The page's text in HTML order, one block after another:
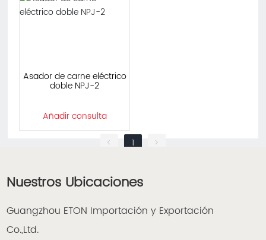
Asador de carne eléctrico
doble NPJ-2
Añadir consulta
<
1 >
Nuestros Ubicaciones
Guangzhou ETON Importación y Exportación
Co.,Ltd.